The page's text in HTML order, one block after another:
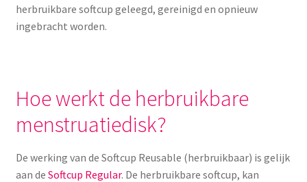
herbruikbare softcup geleegd, gereinigd en opnieuw
ingebracht worden.
Hoe werkt de herbruikbare
menstruatiedisk?
De werking van de Softcup Reusable (herbruikbaar) is gelijk
aan de Softcup Regular. De herbruikbare softcup, kan